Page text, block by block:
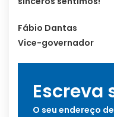
Fábio Dantas
Vice-governador
Escreva
O seu endereço